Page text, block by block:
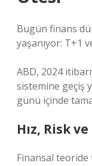
Bugün finans
yaşanıyor: T+1
ABD, 2024
sistemine geçiş
günü içinde
Hız, Risk
Finansal teoride